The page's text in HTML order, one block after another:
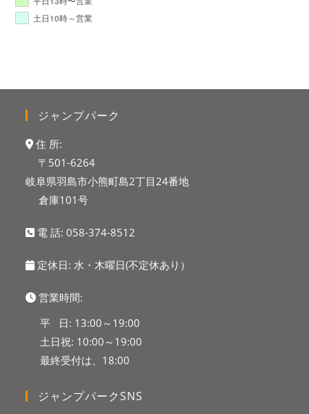
土日10時～営業
ジャンプパーク
住 所:
〒501-6264
岐阜県羽島市小熊町島2丁目24番地
倉庫101号
電 話:058-374-8512
定休日: 水・木曜日(不定休あり）
営業時間:
平 日: 13:00～19:00
土日祝: 10:00～19:00
最終受付は、18:00
ジャンプパークSNS